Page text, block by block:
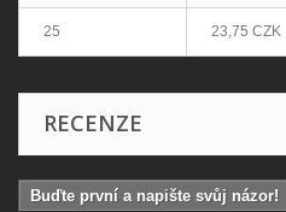
25 23,75 CZK
RECENZE
Buďte první a napište svůj názor!